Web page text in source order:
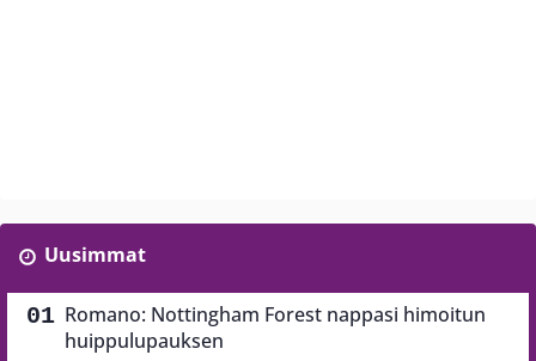
Uusimmat
Romano: Nottingham Forest nappasi himoitun
huippulupauksen